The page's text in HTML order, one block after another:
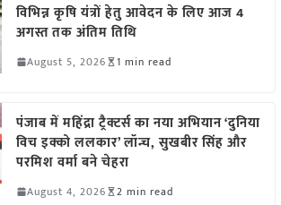
विभिन्न कृषि यंत्रों हेतु आवेदन के लिए आज 4
अगस्त तक अंतिम तिथि
August 5, 2026 1 min read
पंजाब में महिंद्रा ट्रैक्टर्स का नया अभियान ‘दुनिया
विच इक्को ललकार’ लॉन्च, सुखबीर सिंह और
परमिश वर्मा बने चेहरा
August 4, 2026 2 min read